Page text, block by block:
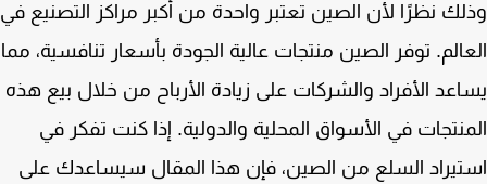
نظرًا لأن الصين تعتبر واحدة من أكبر مراكز التصنيع في
توفر الصين منتجات عالية الجودة بأسعار تنافسية، مما
الأفراد والشركات على زيادة الأرباح من خلال بيع هذه
في الأسواق المحلية والدولية. إذا كنت تفكر في
السلع من الصين، فإن هذا المقال سيساعدك على